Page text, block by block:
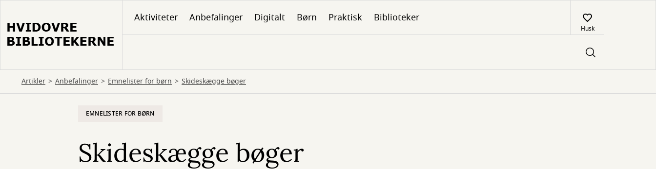
hovedindhold
Aktiviteter Anbefalinger Digitalt Børn Praktisk Biblioteker
Husk
Artikler Anbefalinger Emnelister for børn Skideskægge bøger
EMNELISTER FOR BØRN
Skideskægge bøger